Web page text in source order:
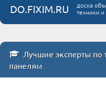
DO.FIXIM.RU
доска
техники и
Лучшие эксперты
панелям